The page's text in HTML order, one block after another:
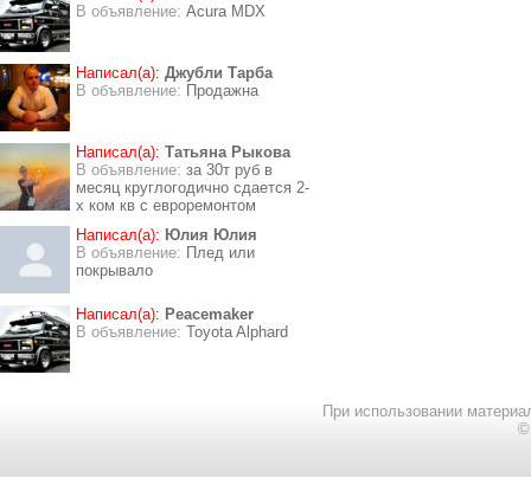
В объявление: Acura MDX
Написал(а): Джубли Тарба
В объявление: Продажна
Написал(а): Татьяна Рыкова
В объявление: за 30т руб в
месяц круглогодично сдается 2-
х ком кв с евроремонтом
Написал(а): Юлия Юлия
В объявление: Плед или
покрывало
Написал(а): Peacemaker
В объявление: Toyota Alphard
При использовании